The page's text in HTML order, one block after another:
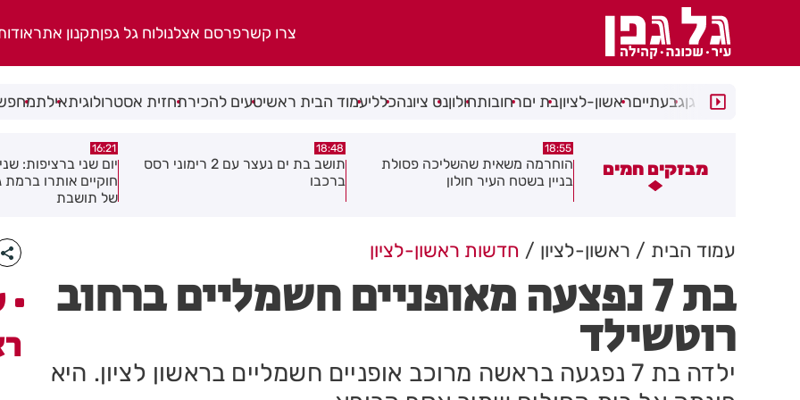
צרו קשרפרסם אצלנולוח גל גפןתקנון אתר
רמת גןגבעתייםראשון-לציוןבת יםרחובותחולוןנס ציונהכלליעמוד הבית ראשיטעים להכירתחזית אסטרולוגיתאילת
מבזקים חמים
הוחרמה משאית שהשליכה פסולת
בניין בשטח העיר חולון
18:48
תושב בת ים נעצר עם 2 רימוני רסס
ברכבו
16:21
יום שני ברציפות: שני שוהים בלתי
חוקיים אותרו ברמת גן בעקבות דיווח
15:04
צעיר נפצע בתאונת
לראשון לציון
עמוד הבית ראשון-לציון חדשות ראשון-לציון
בת 7 נפצעה מאופניים חשמליים ברחוב
רוטשילד
ילדה בת 7 נפגעה בראשה מרוכב אופניים חשמליים בראשון לציון. היא